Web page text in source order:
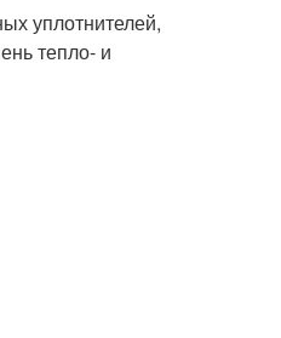
уплотнителей,
тепло- и